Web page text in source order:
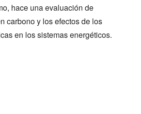
hace una evaluación de
carbono y los efectos de los
en los sistemas energéticos.